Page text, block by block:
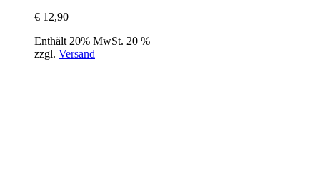
€ 12,90
Enthält 20% MwSt. 20 %
zzgl. Versand